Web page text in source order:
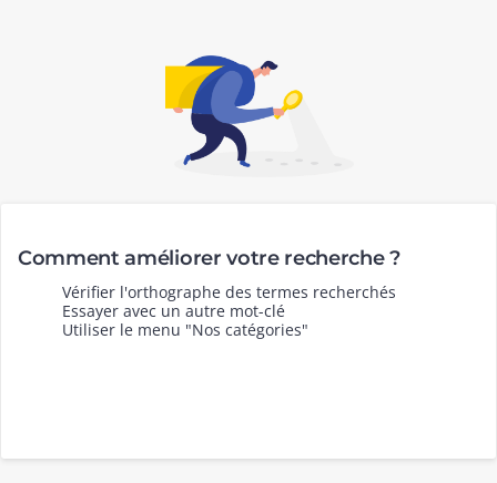
Comment améliorer votre recherche ?
Vérifier l'orthographe des termes recherchés
Essayer avec un autre mot-clé
Utiliser le menu "Nos catégories"